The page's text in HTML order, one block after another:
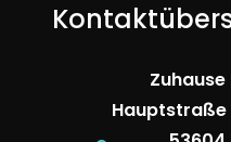
Hauptstraße